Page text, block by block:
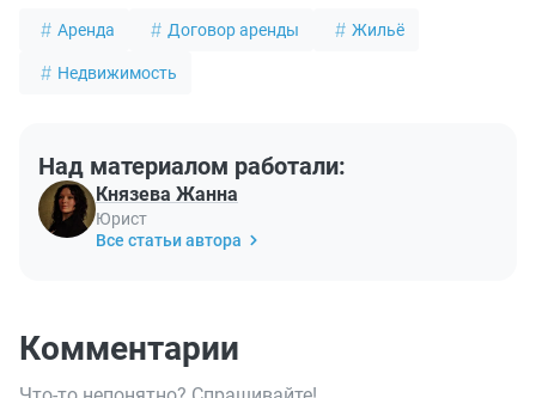
Аренда Договор аренды Жильё
Недвижимость
Над материалом работали:
Князева Жанна
Юрист
Все статьи автора
Комментарии